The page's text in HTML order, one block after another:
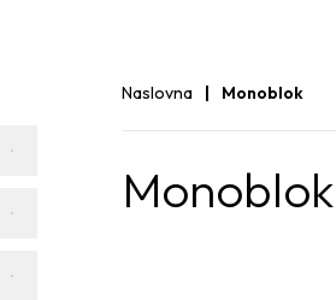
Naslovna Monoblok
Monoblok